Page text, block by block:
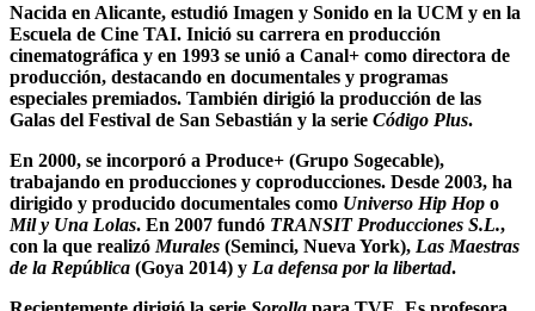
Nacida en Alicante, estudió Imagen y Sonido en la UCM y en la
Escuela de Cine TAI. Inició su carrera en producción
cinematográfica y en 1993 se unió a Canal+ como directora de
producción, destacando en documentales y programas
especiales premiados. También dirigió la producción de las
Galas del Festival de San Sebastián y la serie Código Plus.
En 2000, se incorporó a Produce+ (Grupo Sogecable),
trabajando en producciones y coproducciones. Desde 2003, ha
dirigido y producido documentales como Universo Hip Hop o
Mil y Una Lolas. En 2007 fundó TRANSIT Producciones S.L.,
con la que realizó Murales (Seminci, Nueva York), Las Maestras
de la República (Goya 2014) y La defensa por la libertad.